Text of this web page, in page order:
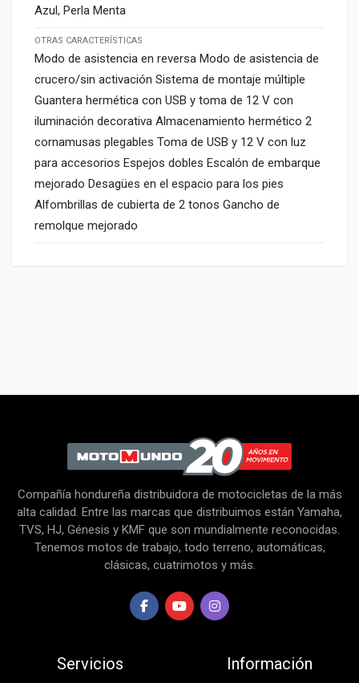
Azul, Perla Menta
OTRAS CARACTERÍSTICAS
Modo de asistencia en reversa Modo de asistencia de
crucero/sin activación Sistema de montaje múltiple
Guantera hermética con USB y toma de 12 V con
iluminación decorativa Almacenamiento hermético 2
cornamusas plegables Toma de USB y 12 V con luz
para accesorios Espejos dobles Escalón de embarque
mejorado Desagües en el espacio para los pies
Alfombrillas de cubierta de 2 tonos Gancho de
remolque mejorado
Compañía hondureña distribuidora de motocicletas de la más
alta calidad. Entre las marcas que distribuimos están Yamaha,
TVS, HJ, Génesis y KMF que son mundialmente reconocidas.
Tenemos motos de trabajo, todo terreno, automáticas,
clásicas, cuatrimotos y más.
Servicios Información